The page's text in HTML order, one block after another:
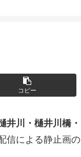
コピー
井川・樋井川橋・
信による静止画の